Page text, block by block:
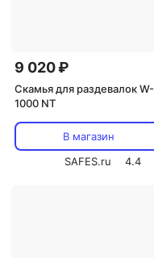
9 020 ₽
Скамья для раздевалок W-
1000 NT
В магазин
SAFES.ru
4.4